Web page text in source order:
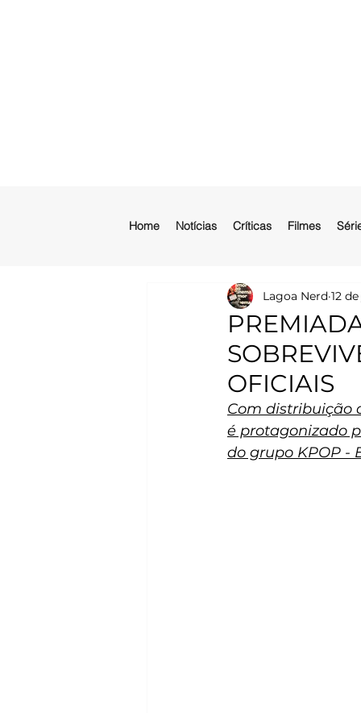
Home Notícias Críticas Filmes
OFICIAIS
Lagoa Nerd 12
Com distribuição
é protagonizado
do grupo KPOP -